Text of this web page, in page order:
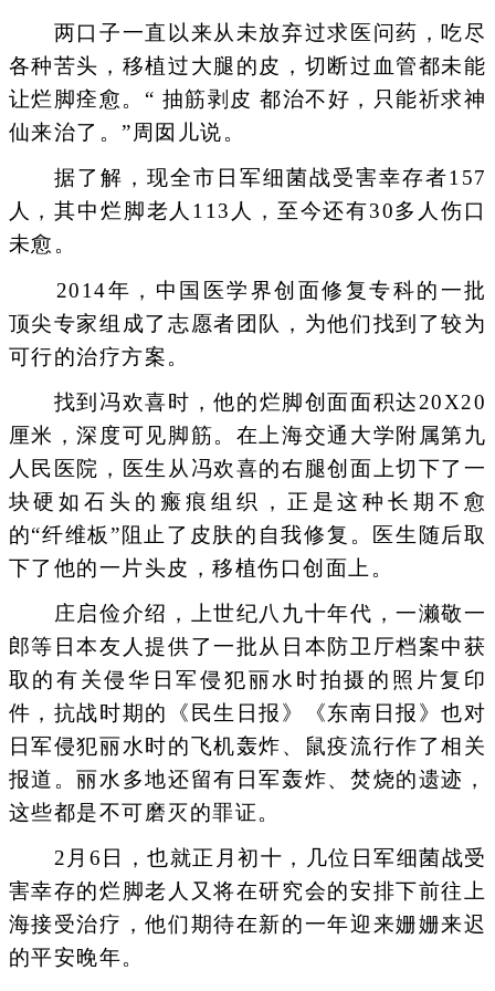
两口子一直以来从未放弃过求医问药，吃尽
各种苦头，移植过大腿的皮，切断过血管都未能
让烂脚痊愈。“ 抽筋剥皮 都治不好，只能祈求神
仙来治了。”周囡儿说。
据了解，现全市日军细菌战受害幸存者157
人，其中烂脚老人113人，至今还有30多人伤口
未愈。
2014年，中国医学界创面修复专科的一批
顶尖专家组成了志愿者团队，为他们找到了较为
可行的治疗方案。
找到冯欢喜时，他的烂脚创面面积达20X20
厘米，深度可见脚筋。在上海交通大学附属第九
人民医院，医生从冯欢喜的右腿创面上切下了一
块硬如石头的瘢痕组织，正是这种长期不愈
的“纤维板”阻止了皮肤的自我修复。医生随后取
下了他的一片头皮，移植伤口创面上。
庄启俭介绍，上世纪八九十年代，一濑敬一
郎等日本友人提供了一批从日本防卫厅档案中获
取的有关侵华日军侵犯丽水时拍摄的照片复印
件，抗战时期的《民生日报》《东南日报》也对
日军侵犯丽水时的飞机轰炸、鼠疫流行作了相关
报道。丽水多地还留有日军轰炸、焚烧的遗迹，
这些都是不可磨灭的罪证。
2月6日，也就正月初十，几位日军细菌战受
害幸存的烂脚老人又将在研究会的安排下前往上
海接受治疗，他们期待在新的一年迎来姗姗来迟
的平安晚年。